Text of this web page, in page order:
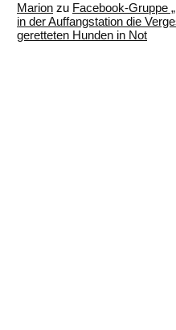
Marion zu Facebook-Gruppe
in der Auffangstation die
geretteten Hunden in Not